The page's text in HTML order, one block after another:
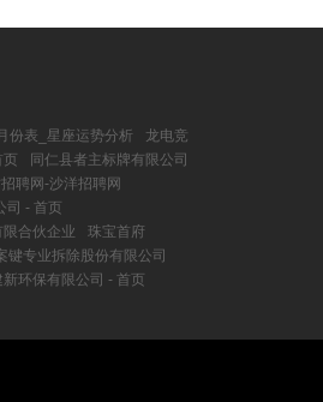
份表_星座运势分析
龙电竞
页
同仁县者主标牌有限公司
聘网-沙洋招聘网
司 - 首页
合伙企业
珠宝首府
键专业拆除股份有限公司
环保有限公司 - 首页